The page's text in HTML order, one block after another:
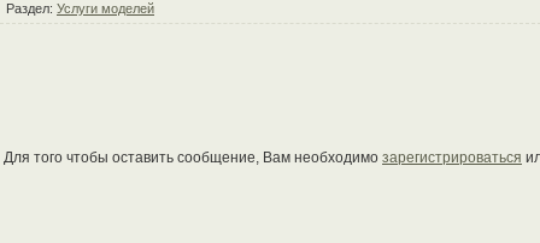
Раздел: Услуги моделей
Для того чтобы оставить сообщение, Вам необходимо зарегистрироваться